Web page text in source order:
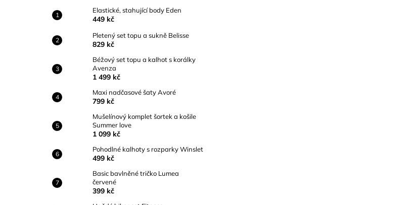
Elastické, stahující body Eden
449 kč
Pletený set topu a sukně Belisse
829 kč
Béžový set topu a kalhot s korálky
Avenza
1 499 kč
Maxi nadčasové šaty Avoré
799 kč
Mušelínový komplet šortek a košile
Summer love
1 099 kč
Pohodlné kalhoty s rozparky Winslet
499 kč
Basic bavlněné tričko Lumea
červené
399 kč